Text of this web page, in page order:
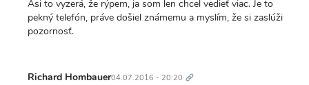
Asi to vyzerá, že rýpem, ja som len chcel vedieť viac. Je to
pekný telefón, práve došiel známemu a myslím, že si zaslúži
pozornosť.
Richard Hombauer04.07.2016 - 20:20 odkaz